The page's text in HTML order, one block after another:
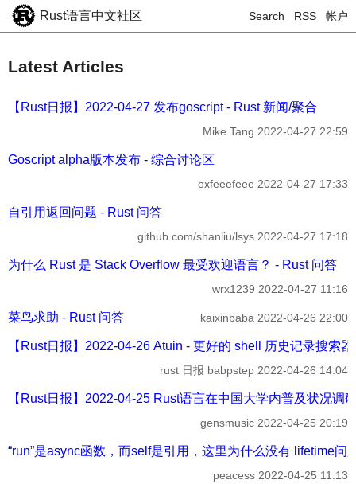
Rust语言中文社区 Search RSS 帐户
Latest Articles
【Rust日报】2022-04-27 发布goscript - Rust 新闻/聚合
Mike Tang 2022-04-27 22:59
Goscript alpha版本发布 - 综合讨论区
oxfeeefeee 2022-04-27 17:33
自引用返回问题 - Rust 问答
github.com/shanliu/lsys 2022-04-27 17:18
为什么 Rust 是 Stack Overflow 最受欢迎语言？ - Rust 问答
wrx1239 2022-04-27 11:16
菜鸟求助 - Rust 问答 kaixinbaba 2022-04-26 22:00
【Rust日报】2022-04-26 Atuin - 更好的 shell 历史记录搜索
rust 日报 babpstep 2022-04-26 14:04
【Rust日报】2022-04-25 Rust语言在中国大学内普及状况调
gensmusic 2022-04-25 20:19
“run”是async函数，而self是引用，这里为什么没有 lifetime问
peacess 2022-04-25 11:13